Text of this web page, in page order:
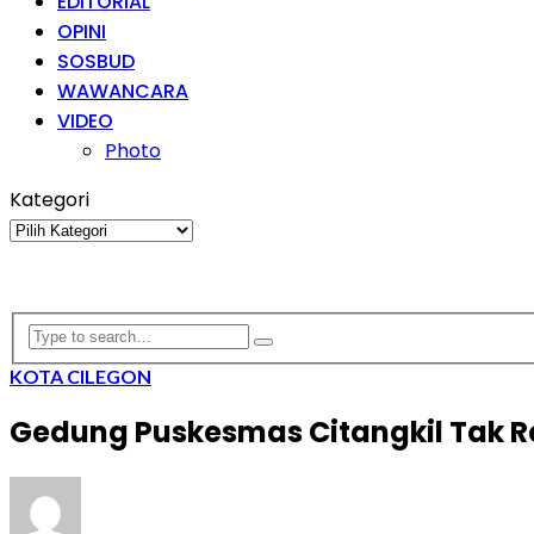
OPINI
SOSBUD
WAWANCARA
VIDEO
Photo
Kategori
Kategori
KOTA CILEGON
Gedung Puskesmas Citangkil Tak